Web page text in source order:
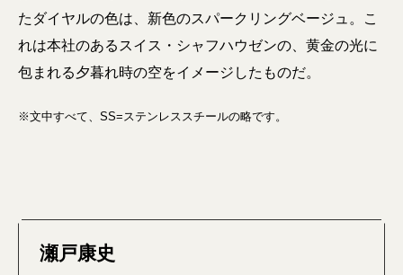
たダイヤルの色は、新色のスパークリングベージュ。こ
れは本社のあるスイス・シャフハウゼンの、黄金の光に
包まれる夕暮れ時の空をイメージしたものだ。
※文中すべて、SS=ステンレススチールの略です。
瀬戸康史